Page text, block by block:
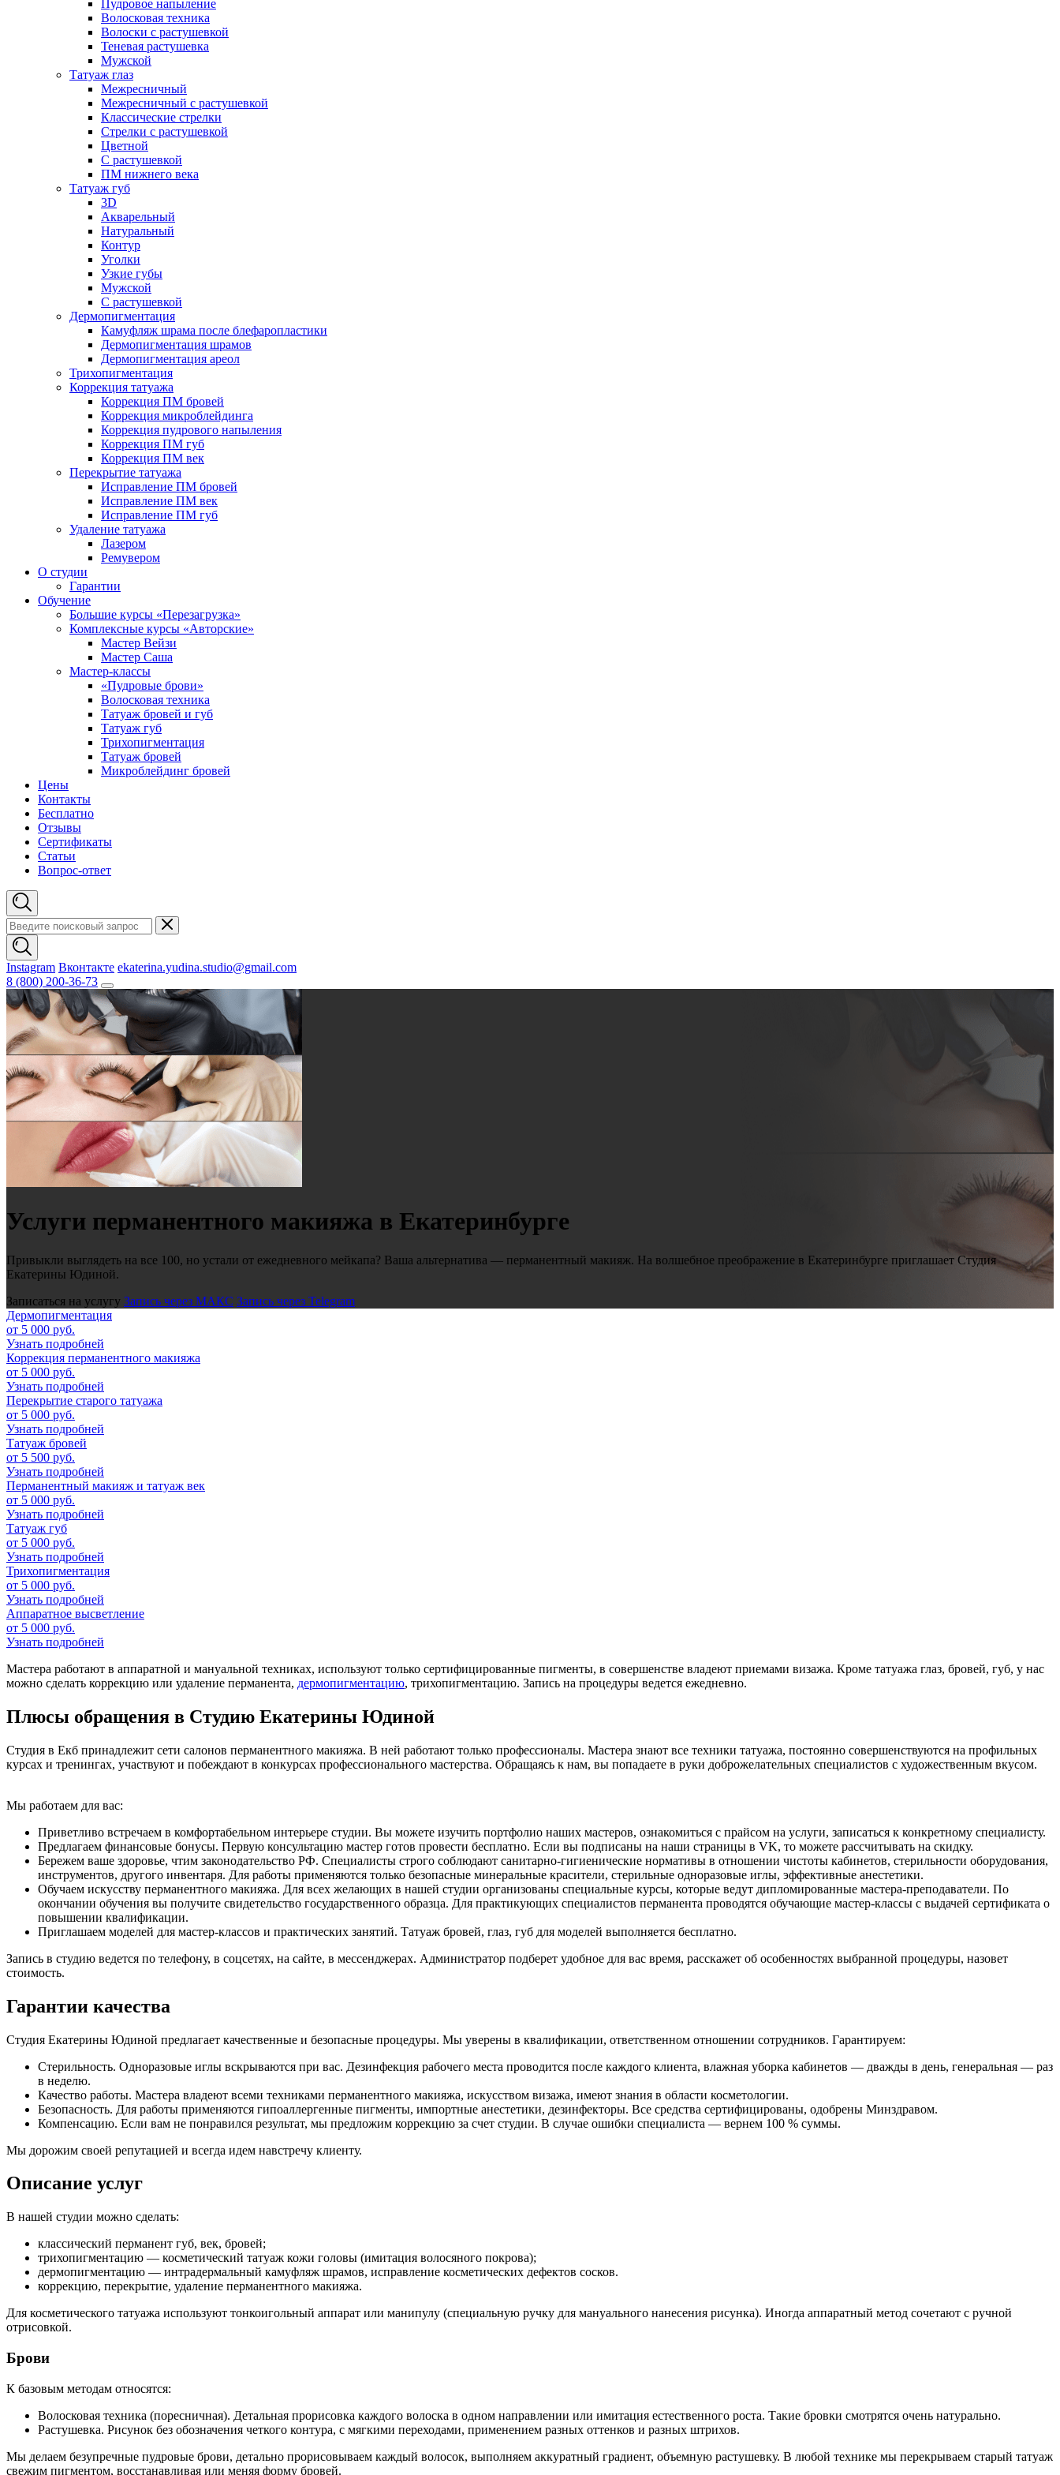
Пудровое напыление
Волосковая техника
Волоски с растушевкой
Теневая растушевка
Мужской
Татуаж глаз
Межресничный
Межресничный с растушевкой
Классические стрелки
Стрелки с растушевкой
Цветной
С растушевкой
ПМ нижнего века
Татуаж губ
3D
Акварельный
Натуральный
Контур
Уголки
Узкие губы
Мужской
С растушевкой
Дермопигментация
Камуфляж шрама после блефаропластики
Дермопигментация шрамов
Дермопигментация ареол
Трихопигментация
Коррекция татуажа
Коррекция ПМ бровей
Коррекция микроблейдинга
Коррекция пудрового напыления
Коррекция ПМ губ
Коррекция ПМ век
Перекрытие татуажа
Исправление ПМ бровей
Исправление ПМ век
Исправление ПМ губ
Удаление татуажа
Лазером
Ремувером
О студии
Гарантии
Обучение
Большие курсы «Перезагрузка»
Комплексные курсы «Авторские»
Мастер Вейзи
Мастер Саша
Мастер-классы
«Пудровые брови»
Волосковая техника
Татуаж бровей и губ
Татуаж губ
Трихопигментация
Татуаж бровей
Микроблейдинг бровей
Цены
Контакты
Бесплатно
Отзывы
Сертификаты
Статьи
Вопрос-ответ
Instagram Вконтакте ekaterina.yudina.studio@gmail.com
8 (800) 200-36-73
Услуги перманентного макияжа в Екатеринбурге
Привыкли выглядеть на все 100, но устали от ежедневного мейкапа? Ваша альтернатива — перманентный макияж. На волшебное преображение в Екатеринбурге приглашает Студия
Екатерины Юдиной.
Записаться на услугу Запись через МАКС Запись через Telegram
Дермопигментация
от 5 000 руб.
Узнать подробней
Коррекция перманентного макияжа
от 5 000 руб.
Узнать подробней
Перекрытие старого татуажа
от 5 000 руб.
Узнать подробней
Татуаж бровей
от 5 500 руб.
Узнать подробней
Перманентный макияж и татуаж век
от 5 000 руб.
Узнать подробней
Татуаж губ
от 5 000 руб.
Узнать подробней
Трихопигментация
от 5 000 руб.
Узнать подробней
Аппаратное высветление
от 5 000 руб.
Узнать подробней
Мастера работают в аппаратной и мануальной техниках, используют только сертифицированные пигменты, в совершенстве владеют приемами визажа. Кроме татуажа глаз, бровей, губ, у нас
можно сделать коррекцию или удаление перманента, дермопигментацию, трихопигментацию. Запись на процедуры ведется ежедневно.
Плюсы обращения в Студию Екатерины Юдиной
Студия в Екб принадлежит сети салонов перманентного макияжа. В ней работают только профессионалы. Мастера знают все техники татуажа, постоянно совершенствуются на профильных
курсах и тренингах, участвуют и побеждают в конкурсах профессионального мастерства. Обращаясь к нам, вы попадаете в руки доброжелательных специалистов с художественным вкусом.
Мы работаем для вас:
Приветливо встречаем в комфортабельном интерьере студии. Вы можете изучить портфолио наших мастеров, ознакомиться с прайсом на услуги, записаться к конкретному специалисту.
Предлагаем финансовые бонусы. Первую консультацию мастер готов провести бесплатно. Если вы подписаны на наши страницы в VK, то можете рассчитывать на скидку.
Бережем ваше здоровье, чтим законодательство РФ. Специалисты строго соблюдают санитарно-гигиенические нормативы в отношении чистоты кабинетов, стерильности оборудования,
инструментов, другого инвентаря. Для работы применяются только безопасные минеральные красители, стерильные одноразовые иглы, эффективные анестетики.
Обучаем искусству перманентного макияжа. Для всех желающих в нашей студии организованы специальные курсы, которые ведут дипломированные мастера-преподаватели. По
окончании обучения вы получите свидетельство государственного образца. Для практикующих специалистов перманента проводятся обучающие мастер-классы с выдачей сертификата о
повышении квалификации.
Приглашаем моделей для мастер-классов и практических занятий. Татуаж бровей, глаз, губ для моделей выполняется бесплатно.
Запись в студию ведется по телефону, в соцсетях, на сайте, в мессенджерах. Администратор подберет удобное для вас время, расскажет об особенностях выбранной процедуры, назовет
стоимость.
Гарантии качества
Студия Екатерины Юдиной предлагает качественные и безопасные процедуры. Мы уверены в квалификации, ответственном отношении сотрудников. Гарантируем:
Стерильность. Одноразовые иглы вскрываются при вас. Дезинфекция рабочего места проводится после каждого клиента, влажная уборка кабинетов — дважды в день, генеральная — раз
в неделю.
Качество работы. Мастера владеют всеми техниками перманентного макияжа, искусством визажа, имеют знания в области косметологии.
Безопасность. Для работы применяются гипоаллергенные пигменты, импортные анестетики, дезинфекторы. Все средства сертифицированы, одобрены Минздравом.
Компенсацию. Если вам не понравился результат, мы предложим коррекцию за счет студии. В случае ошибки специалиста — вернем 100 % суммы.
Мы дорожим своей репутацией и всегда идем навстречу клиенту.
Описание услуг
В нашей студии можно сделать:
классический перманент губ, век, бровей;
трихопигментацию — косметический татуаж кожи головы (имитация волосяного покрова);
дермопигментацию — интрадермальный камуфляж шрамов, исправление косметических дефектов сосков.
коррекцию, перекрытие, удаление перманентного макияжа.
Для косметического татуажа используют тонкоигольный аппарат или манипулу (специальную ручку для мануального нанесения рисунка). Иногда аппаратный метод сочетают с ручной
отрисовкой.
Брови
К базовым методам относятся:
Волосковая техника (поресничная). Детальная прорисовка каждого волоска в одном направлении или имитация естественного роста. Такие бровки смотрятся очень натурально.
Растушевка. Рисунок без обозначения четкого контура, с мягкими переходами, применением разных оттенков и разных штрихов.
Мы делаем безупречные пудровые брови, детально прорисовываем каждый волосок, выполняем аккуратный градиент, объемную растушевку. В любой технике мы перекрываем старый татуаж
свежим пигментом, восстанавливая или меняя форму бровей.